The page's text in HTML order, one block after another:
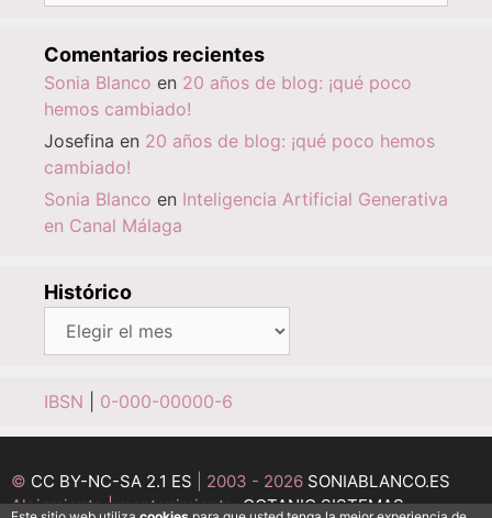
Comentarios recientes
Sonia Blanco en 20 años de blog: ¡qué poco
hemos cambiado!
Josefina en 20 años de blog: ¡qué poco hemos
cambiado!
Sonia Blanco en Inteligencia Artificial Generativa
en Canal Málaga
Histórico
IBSN 0-000-00000-6
© CC BY-NC-SA 2.1 ES | 2003 - 2026 SONIABLANCO.ES
Alojamiento | mantenimiento:OCTANIO SISTEMAS